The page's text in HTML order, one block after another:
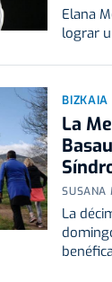
Elana
lograr
BIZKAIA
La
SUSANA
La